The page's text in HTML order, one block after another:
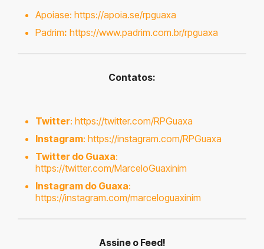
Apoiase: https://apoia.se/rpguaxa
Padrim: https://www.padrim.com.br/rpguaxa
Contatos:
Twitter: https://twitter.com/RPGuaxa
Instagram: https://instagram.com/RPGuaxa
Twitter do Guaxa:
https://twitter.com/MarceloGuaxinim
Instagram do Guaxa:
https://instagram.com/marceloguaxinim
Assine o Feed!